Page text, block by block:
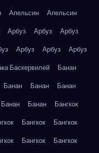
Апельсин
Апельсин
Арбуз Арбуз
Арбуз
Арбуз Арбуз
Арбуз
Баскервилей
Банан
Банан Банан
Банан
Банан Банан
Бангкок
Бангкок
Бангкок
Бангкок Бангкок